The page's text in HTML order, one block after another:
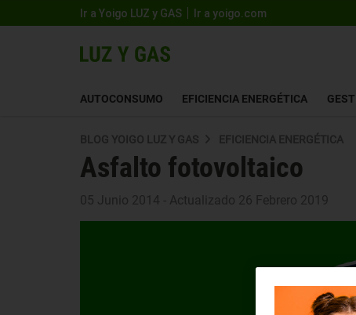
Ir a Yoigo LUZ y GAS Ir a yoigo.com
AUTOCONSUMO EFICIENCIA ENERGÉTICA
BLOG YOIGO LUZ Y GAS EFICIENCIA ENERGÉTICA
Asfalto fotovoltaico
05 Junio 2014 - Actualizado 26 Febrero 2019